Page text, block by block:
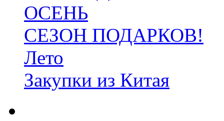
ОСЕНЬ
СЕЗОН ПОДАРКОВ!
Лето
Закупки из Китая